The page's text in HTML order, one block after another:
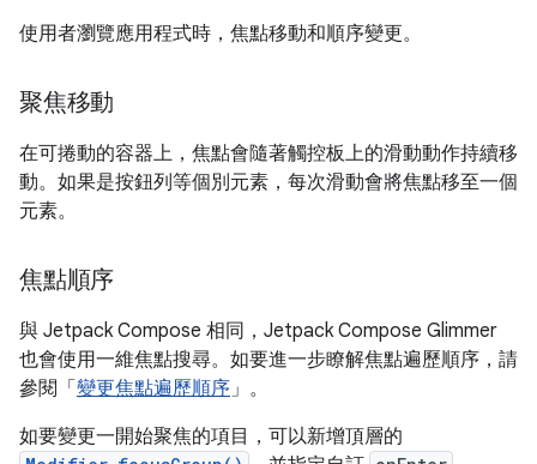
使用者瀏覽應用程式時，焦點移動和順序變更。
聚焦移動
在可捲動的容器上，焦點會隨著觸控板上的滑動動作持續移
動。如果是按鈕列等個別元素，每次滑動會將焦點移至一個
元素。
焦點順序
與 Jetpack Compose 相同，Jetpack Compose Glimmer
也會使用一維焦點搜尋。如要進一步瞭解焦點遍歷順序，請
參閱「 變更焦點遍歷順序」。
如要變更一開始聚焦的項目，可以新增頂層的